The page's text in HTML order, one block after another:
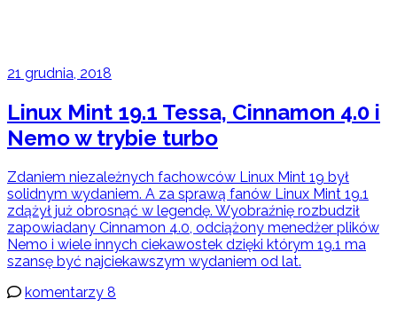
21 grudnia, 2018
Linux Mint 19.1 Tessa, Cinnamon 4.0 i
Nemo w trybie turbo
Zdaniem niezależnych fachowców Linux Mint 19 był
solidnym wydaniem. A za sprawą fanów Linux Mint 19.1
zdążył już obrosnąć w legendę. Wyobraźnię rozbudził
zapowiadany Cinnamon 4.0, odciążony menedżer plików
Nemo i wiele innych ciekawostek dzięki którym 19.1 ma
szansę być najciekawszym wydaniem od lat.
komentarzy 8